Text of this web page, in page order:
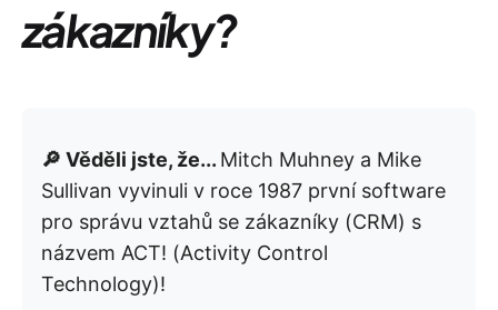
zákazníky?
🔎 Věděli jste, že... Mitch Muhney a Mike
Sullivan vyvinuli v roce 1987 první software
pro správu vztahů se zákazníky (CRM) s
názvem ACT! (Activity Control
Technology)!